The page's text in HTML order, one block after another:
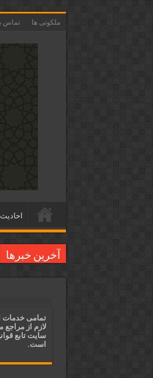
ملکوتی ها تماس
آخرین خبرها
تمامی خدمات
لازم از
سایت تابع
است.